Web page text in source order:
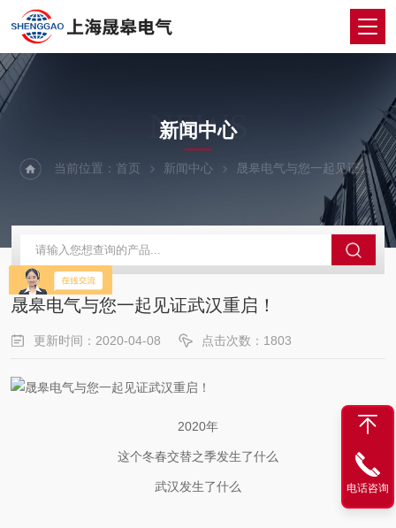
NEWS
新闻中心
当前位置：首页 新闻中心 晟皋电气与您一起见证武汉重启！
晟皋电气与您一起见证武汉重启！
更新时间：2020-04-08 点击次数：1803
2020年
这个冬春交替之季发生了什么
武汉发生了什么 电话咨询